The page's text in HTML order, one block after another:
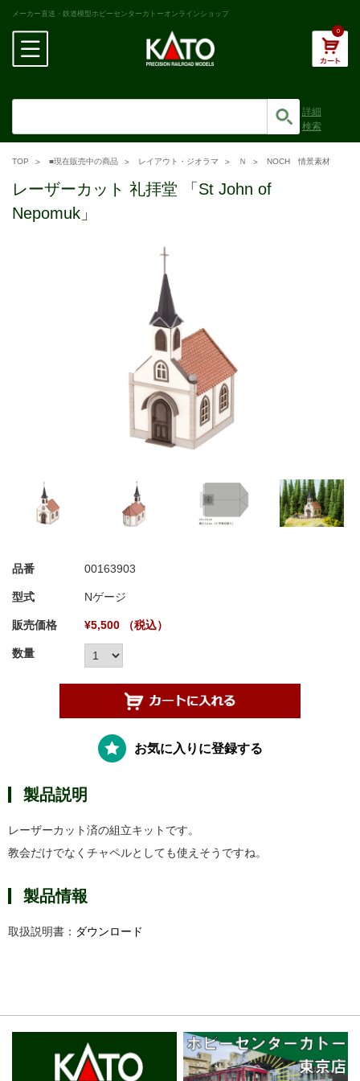
メーカー直送・鉄道模型ホビーセンターカトーオンラインショップ
0
詳細
検索
TOP ■現在販売中の商品 レイアウト・ジオラマ Ｎ NOCH 情景素材
レーザーカット 礼拝堂 「St John of
Nepomuk」
品番 00163903
型式 Nゲージ
販売価格 ¥5,500 （税込）
数量
お気に入りに登録する
製品説明
レーザーカット済の組立キットです。
教会だけでなくチャペルとしても使えそうですね。
製品情報
取扱説明書： ダウンロード